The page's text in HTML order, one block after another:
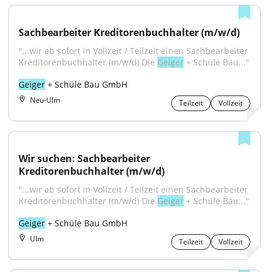
Sachbearbeiter Kreditorenbuchhalter (m/w/d)
"...wir ab sofort in Vollzeit / Teilzeit einen Sachbearbeiter
Kreditorenbuchhalter (m/w/d) Die Geiger + Schüle Bau..."
Geiger + Schüle Bau GmbH
Neu-Ulm Teilzeit Vollzeit
Wir suchen: Sachbearbeiter
Kreditorenbuchhalter (m/w/d)
"...wir ab sofort in Vollzeit / Teilzeit einen Sachbearbeiter
Kreditorenbuchhalter (m/w/d) Die Geiger + Schüle Bau..."
Geiger + Schüle Bau GmbH
Ulm Teilzeit Vollzeit